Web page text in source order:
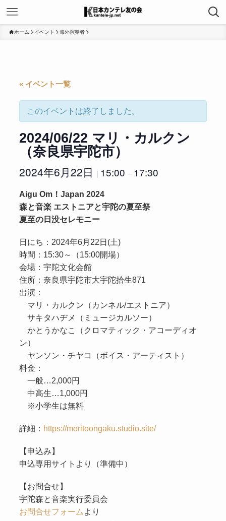
ホーム イベント 海外演奏者
« イベント一覧
このイベントは終了しました。
2024/06/22 マリ・カルクン
（奈良県宇陀市）
2024年6月22日 | 15:00 – 17:30
Aigu Om！Japan 2024
森と音楽 エストニアと宇陀の夏至祭
夏至の日没セレモニー
日にち：2024年6月22日(土)
時間：15:30～（15:00開場）
会場：宇陀文化会館
住所：奈良県宇陀市大宇陀拾生871
出演：
マリ・カルクン（カンネル/エストニア）
サキタハヂメ（ミュージカルソー）
かとうかなこ（クロマティック・アコーディオ
ン）
ヤンソン・チヤコ（ボイス・アーティスト）
料金：
一般…2,000円
中高生…1,000円
※小学生は無料
詳細： https://moritoongaku.studio.site/
【申込み】
申込専用サイトより（準備中）
【お問合せ】
宇陀森と音楽実行委員会
お問合せフォーム より